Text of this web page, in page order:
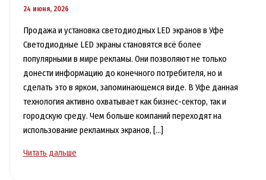
24 июня, 2026
Продажа и установка светодиодных LED экранов в Уфе
Светодиодные LED экраны становятся всё более
популярными в мире рекламы. Они позволяют не только
донести информацию до конечного потребителя, но и
сделать это в ярком, запоминающемся виде. В Уфе данная
технология активно охватывает как бизнес-сектор, так и
городскую среду. Чем больше компаний переходят на
использование рекламных экранов, […]
Рекламные
Читать дальше